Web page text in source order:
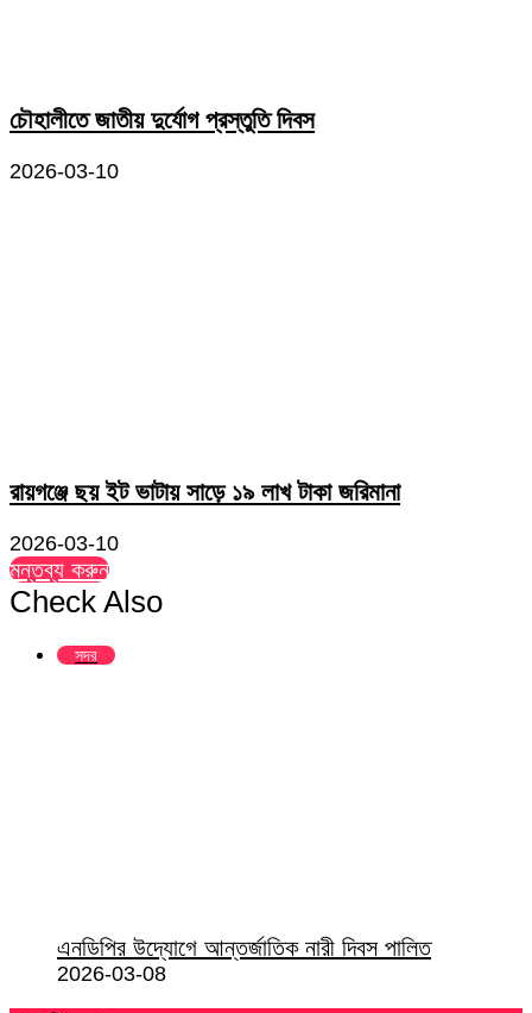
চৌহালীতে জাতীয় দুর্যোগ প্রস্তুতি দিবস
2026-03-10
রায়গঞ্জে ছয় ইট ভাটায় সাড়ে ১৯ লাখ টাকা জরিমানা
2026-03-10
মন্তব্য করুন
Check Also
সদর
এনডিপির উদ্যোগে আন্তর্জাতিক নারী দিবস পালিত
2026-03-08